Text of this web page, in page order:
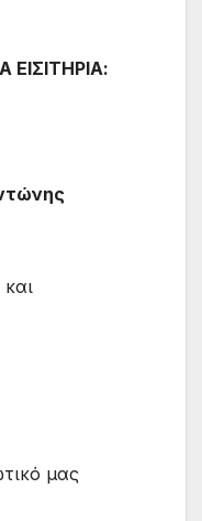
ΕΙΣΙΤΗΡΙΑ:
και
μας